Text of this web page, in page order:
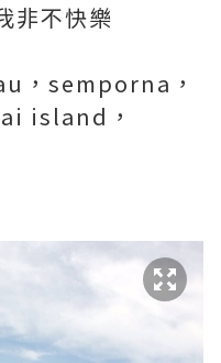
非不快樂
，semporna，
island，